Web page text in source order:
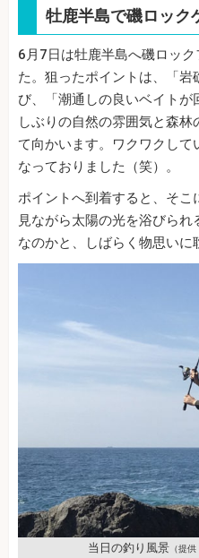
牡鹿半島で磯ロック
6月7日は牡鹿半島へ磯ロッ
た。狙ったポイントは、「岩
び、「潮通しの良いベイトが
しぶりの自然の雰囲気と森
て向かいます。ワクワクして
なっておりました（笑）。
ポイントへ到着すると、そこ
見ながら太陽の光を浴びら
なのかと、しばらく物思いに
当日の釣り風景（提供